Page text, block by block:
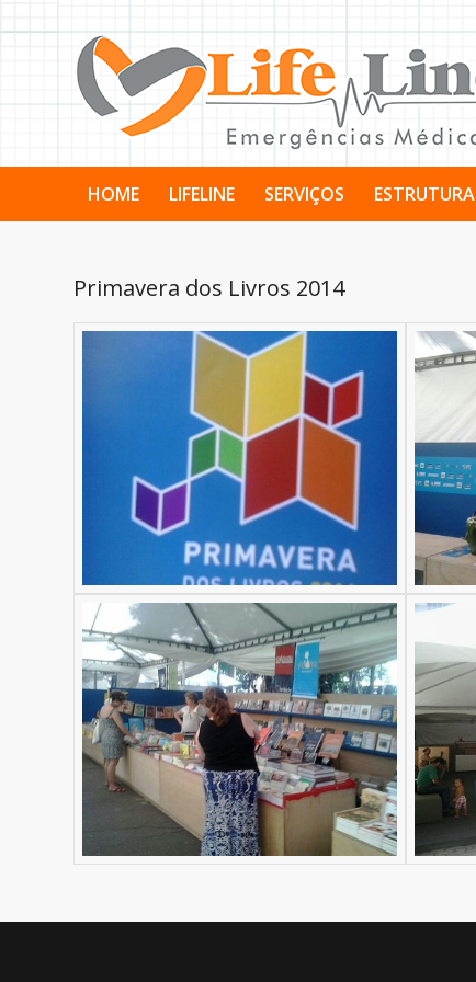
HOME LIFELINE SERVIÇOS ESTRUTURA
Primavera dos Livros 2014